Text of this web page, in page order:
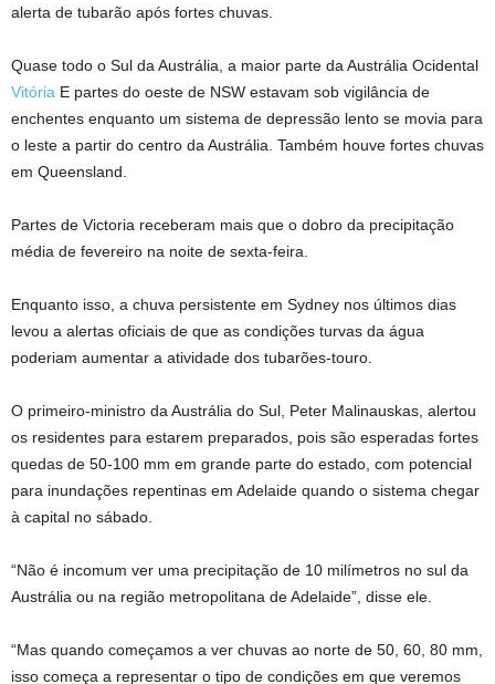
alerta de tubarão após fortes chuvas.
Quase todo o Sul da Austrália, a maior parte da Austrália Ocidental
Vitória E partes do oeste de NSW estavam sob vigilância de
enchentes enquanto um sistema de depressão lento se movia para
o leste a partir do centro da Austrália. Também houve fortes chuvas
em Queensland.
Partes de Victoria receberam mais que o dobro da precipitação
média de fevereiro na noite de sexta-feira.
Enquanto isso, a chuva persistente em Sydney nos últimos dias
levou a alertas oficiais de que as condições turvas da água
poderiam aumentar a atividade dos tubarões-touro.
O primeiro-ministro da Austrália do Sul, Peter Malinauskas, alertou
os residentes para estarem preparados, pois são esperadas fortes
quedas de 50-100 mm em grande parte do estado, com potencial
para inundações repentinas em Adelaide quando o sistema chegar
à capital no sábado.
“Não é incomum ver uma precipitação de 10 milímetros no sul da
Austrália ou na região metropolitana de Adelaide”, disse ele.
“Mas quando começamos a ver chuvas ao norte de 50, 60, 80 mm,
isso começa a representar o tipo de condições em que veremos